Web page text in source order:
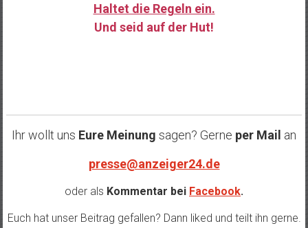
Haltet die Regeln ein.
Und seid auf der Hut!
Ihr wollt uns Eure Meinung sagen? Gerne per Mail an
presse@anzeiger24.de
oder als Kommentar bei Facebook.
Euch hat unser Beitrag gefallen? Dann liked und teilt ihn gerne.